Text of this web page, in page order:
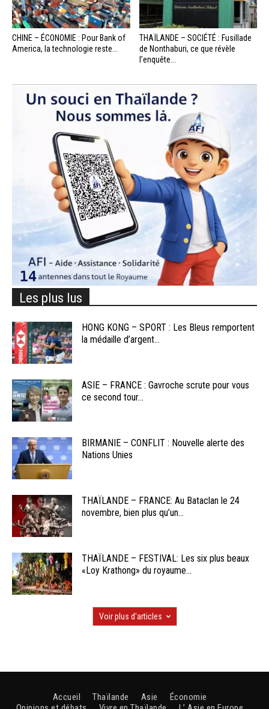
CHINE – ÉCONOMIE : Pour Bank of
America, la technologie reste...
THAÏLANDE – SOCIÉTÉ : Fusillade
de Nonthaburi, ce que révèle
l’enquête...
Les plus lus
HONG KONG – SPORT : Les Bleus remportent
la médaille d’argent...
ASIE – FRANCE : Gavroche scrute pour vous
ce second tour...
BIRMANIE – CONFLIT : Nouvelle alerte des
Nations Unies
THAÏLANDE – FRANCE: Au Bataclan le 24
novembre, bien plus qu’un...
THAÏLANDE – FESTIVAL: Les six plus beaux
«Loy Krathong» du royaume...
Voir plus d'articles
Accueil Thaïlande Asie
Économie